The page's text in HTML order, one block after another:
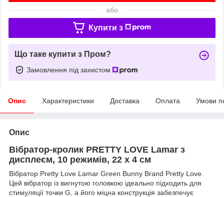
або
Купити з
Що таке купити з Пром?
Замовлення під захистом
Опис Характеристики Доставка Оплата Умови
Опис
Вібратор-кролик PRETTY LOVE Lamar з
дисплеєм, 10 режимів, 22 х 4 см
Вібратор Pretty Love Lamar Green Bunny Brand Pretty Love.
Цей вібратор із вигнутою головкою ідеально підходить для
стимуляції точки G, а його міцна конструкція забезпечує